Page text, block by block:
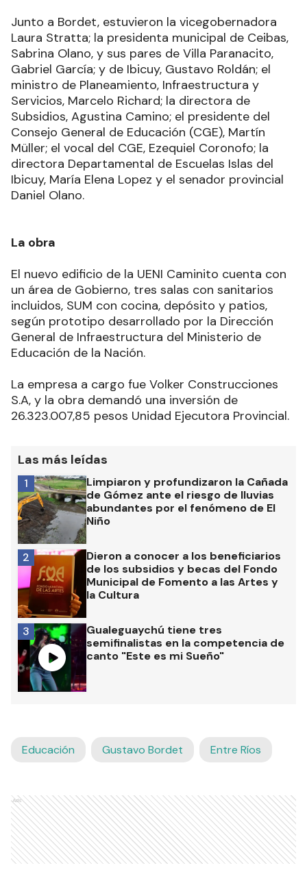
Junto a Bordet, estuvieron la vicegobernadora
Laura Stratta; la presidenta municipal de Ceibas,
Sabrina Olano, y sus pares de Villa Paranacito,
Gabriel García; y de Ibicuy, Gustavo Roldán; el
ministro de Planeamiento, Infraestructura y
Servicios, Marcelo Richard; la directora de
Subsidios, Agustina Camino; el presidente del
Consejo General de Educación (CGE), Martín
Müller; el vocal del CGE, Ezequiel Coronofo; la
directora Departamental de Escuelas Islas del
Ibicuy, María Elena Lopez y el senador provincial
Daniel Olano.
La obra
El nuevo edificio de la UENI Caminito cuenta con
un área de Gobierno, tres salas con sanitarios
incluidos, SUM con cocina, depósito y patios,
según prototipo desarrollado por la Dirección
General de Infraestructura del Ministerio de
Educación de la Nación.
La empresa a cargo fue Volker Construcciones
S.A, y la obra demandó una inversión de
26.323.007,85 pesos Unidad Ejecutora Provincial.
Las más leídas
Limpiaron y profundizaron la Cañada
de Gómez ante el riesgo de lluvias
abundantes por el fenómeno de El
Niño
1
Dieron a conocer a los beneficiarios
de los subsidios y becas del Fondo
Municipal de Fomento a las Artes y
la Cultura
2
Gualeguaychú tiene tres
semifinalistas en la competencia de
canto "Este es mi Sueño"
3
Educación Gustavo Bordet Entre Ríos
Ads